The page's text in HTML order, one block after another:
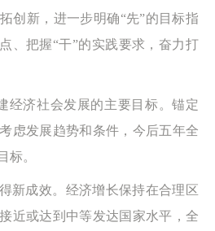
创新，进一步明确“先”的目标指
、把握“干”的实践要求，奋力打
经济社会发展的主要目标。锚定
虑发展趋势和条件，今后五年全
标。
成效。经济增长保持在合理区
近或达到中等发达国家水平，全